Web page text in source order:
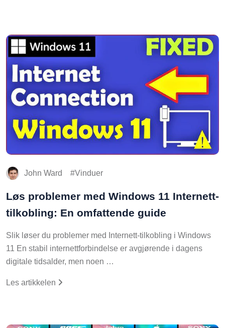
John Ward Vinduer
Løs problemer med Windows 11 Internett-
tilkobling: En omfattende guide
Slik løser du problemer med Internett-tilkobling i Windows
11 En stabil internettforbindelse er avgjørende i dagens
digitale tidsalder, men noen …
Les artikkelen